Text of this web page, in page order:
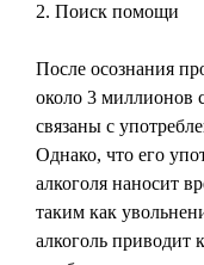
2. Поиск помощи
После осознания
около 3 миллионов
связаны с
Однако, что его
алкоголя наносит
таким как
алкоголь приводит